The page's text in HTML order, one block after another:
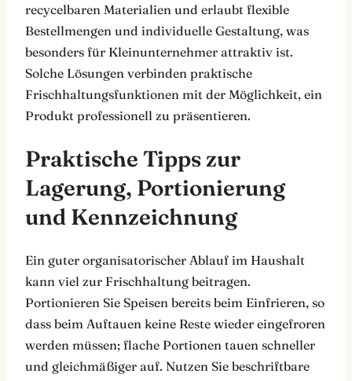
recycelbaren Materialien und erlaubt flexible
Bestellmengen und individuelle Gestaltung, was
besonders für Kleinunternehmer attraktiv ist.
Solche Lösungen verbinden praktische
Frischhaltungsfunktionen mit der Möglichkeit, ein
Produkt professionell zu präsentieren.
Praktische Tipps zur
Lagerung, Portionierung
und Kennzeichnung
Ein guter organisatorischer Ablauf im Haushalt
kann viel zur Frischhaltung beitragen.
Portionieren Sie Speisen bereits beim Einfrieren, so
dass beim Auftauen keine Reste wieder eingefroren
werden müssen; flache Portionen tauen schneller
und gleichmäßiger auf. Nutzen Sie beschriftbare